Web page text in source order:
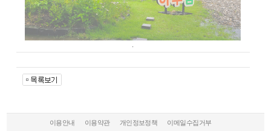
.
이용안내 이용약관 개인정보정책 이메일수집거부